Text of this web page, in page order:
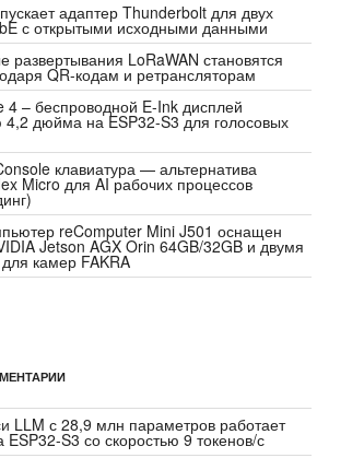
адаптер Thunderbolt для двух
с открытыми исходными данными
развертывания LoRaWAN становятся
QR-кодам и ретрансляторам
4 – беспроводной E-Ink дисплей
4,2 дюйма на ESP32-S3 для голосовых
клавиатура — альтернатива
Micro для AI рабочих процессов
reComputer Mini J501 оснащен
Jetson AGX Orin 64GB/32GB и двумя
камер FAKRA
LLM с 28,9 млн параметров работает
ESP32-S3 со скоростью 9 токенов/с